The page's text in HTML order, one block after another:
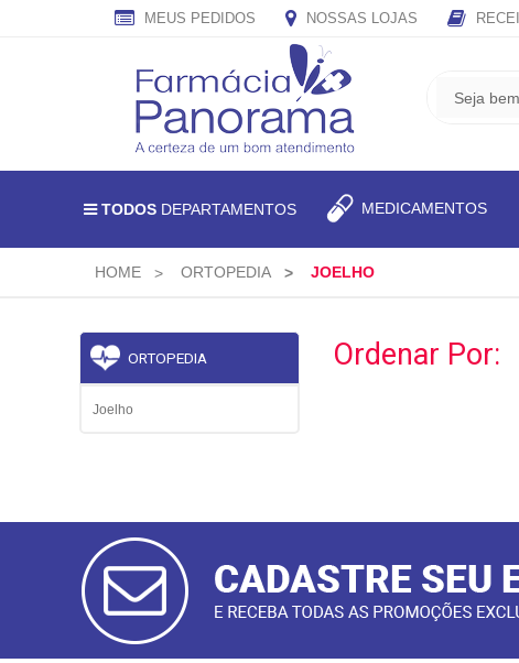
MEUS PEDIDOS NOSSAS LOJAS
TODOS DEPARTAMENTOS MEDICAMENTOS
HOME ORTOPEDIA JOELHO
ORTOPEDIA
Joelho
Ordenar Por:
CADASTRE
SEU
MAIL
RECEBA
PROMOÇÕES
CADASTRAR
E-MAIL